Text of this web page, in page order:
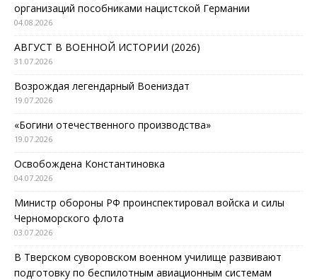
организаций пособниками нацистской Германии
04.08.2026
АВГУСТ В ВОЕННОЙ ИСТОРИИ (2026)
31.07.2026
Возрождая легендарный Воениздат
19.07.2026
«Богини отечественного производства»
19.07.2026
Освобождена Константиновка
04.07.2026
Министр обороны РФ проинспектировал войска и силы
Черноморского флота
03.07.2026
В Тверском суворовском военном училище развивают
подготовку по беспилотным авиационным системам